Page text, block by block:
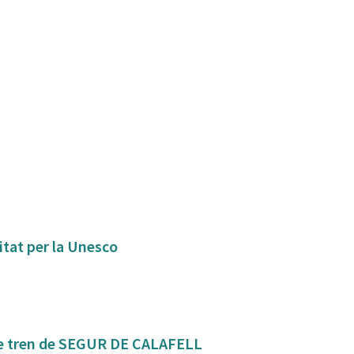
per la Unesco
Mejora de la conexión y seguridad de la estación de tren de SEGUR DE CALAFELL